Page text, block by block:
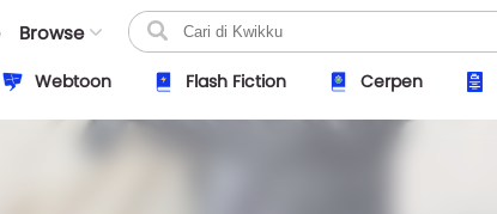
Browse
Webtoon Flash Fiction Cerpen